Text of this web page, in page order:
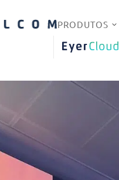
PRODUTOS
EYERCLOUD